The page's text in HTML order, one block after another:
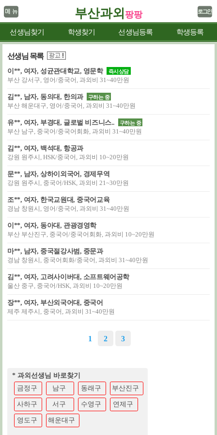
부산과외 팡팡
선생님찾기 학생찾기 선생님등록 학생등록
선생님 목록
이**, 여자, 성균관대학교, 영문학 즉시상담
부산 강서구, 영어/중국어, 과외비 31~40만원
김**, 남자, 동의대, 한의과 구하는 중
부산 해운대구, 영어/중국어, 과외비 31~40만원
유**, 여자, 부경대, 글로벌 비즈니스.. 구하는 중
부산 남구, 중국어/중국어회화, 과외비 31~40만원
김**, 여자, 백석대, 항공과
강원 원주시, HSK/중국어, 과외비 10~20만원
문**, 남자, 상하이외국어, 경제무역
강원 원주시, 중국어/HSK, 과외비 21~30만원
조**, 여자, 한국교원대, 중국어교육
경남 창원시, 영어/중국어, 과외비 31~40만원
이**, 여자, 동아대, 관광경영학
부산 부산진구, 중국어/중국어회화, 과외비 10~20만원
마**, 남자, 중국절강사범, 중문과
경남 창원시, 중국어회화/중국어, 과외비 31~40만원
김**, 여자, 고려사이버대, 소프트웨어공학
울산 중구, 중국어/HSK, 과외비 10~20만원
장**, 여자, 부산외국어대, 중국어
제주 제주시, 중국어, 과외비 31~40만원
1 2 3
* 과외선생님 바로찾기
금정구
남구 동래구 부산진구
사하구 서구 수영구 연제구
영도구 해운대구